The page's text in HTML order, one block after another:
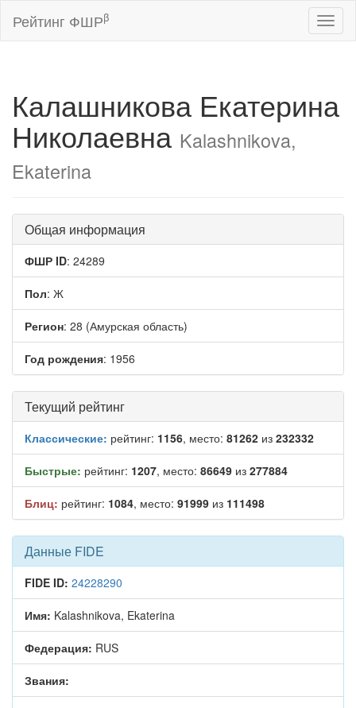
Рейтинг ФШРβ
Калашникова Екатерина
Николаевна Kalashnikova,
Ekaterina
Общая информация
ФШР ID: 24289
Пол: Ж
Регион: 28 (Амурская область)
Год рождения: 1956
Текущий рейтинг
Классические: рейтинг: 1156, место: 81262 из 232332
Быстрые: рейтинг: 1207, место: 86649 из 277884
Блиц: рейтинг: 1084, место: 91999 из 111498
Данные FIDE
FIDE ID: 24228290
Имя: Kalashnikova, Ekaterina
Федерация: RUS
Звания: